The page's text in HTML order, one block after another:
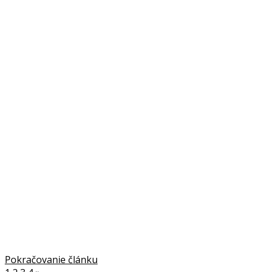
Pokračovanie článku